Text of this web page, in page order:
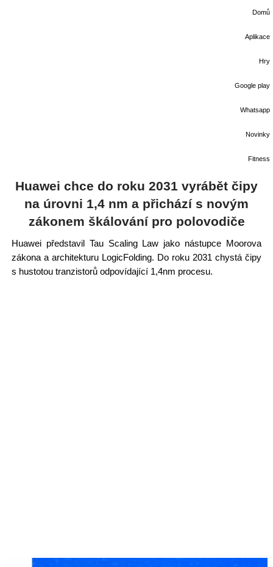
Domů
Aplikace
Hry
Google play
Whatsapp
Novinky
Fitness
Huawei chce do roku 2031 vyrábět čipy
na úrovni 1,4 nm a přichází s novým
zákonem škálování pro polovodiče
Huawei představil Tau Scaling Law jako nástupce Moorova
zákona a architekturu LogicFolding. Do roku 2031 chystá čipy
s hustotou tranzistorů odpovídající 1,4nm procesu.